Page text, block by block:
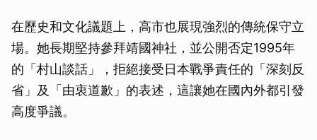
在歷史和文化議題上，高市也展現強烈的傳統保守立
場。她長期堅持參拜靖國神社，並公開否定1995年
的「村山談話」，拒絕接受日本戰爭責任的「深刻反
省」及「由衷道歉」的表述，這讓她在國內外都引發
高度爭議。